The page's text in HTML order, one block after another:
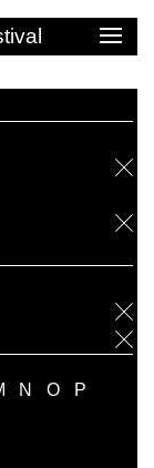
N O
P